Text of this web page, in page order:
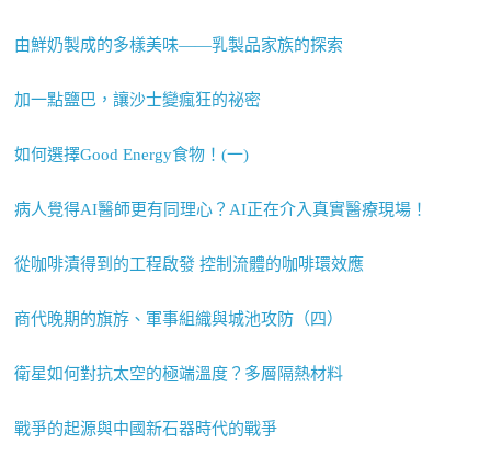
由鮮奶製成的多樣美味——乳製品家族的探索
加一點鹽巴，讓沙士變瘋狂的祕密
如何選擇Good Energy食物！(一)
病人覺得AI醫師更有同理心？AI正在介入真實醫療現場！
從咖啡漬得到的工程啟發 控制流體的咖啡環效應
商代晚期的旗斿、軍事組織與城池攻防（四）
衛星如何對抗太空的極端溫度？多層隔熱材料
戰爭的起源與中國新石器時代的戰爭